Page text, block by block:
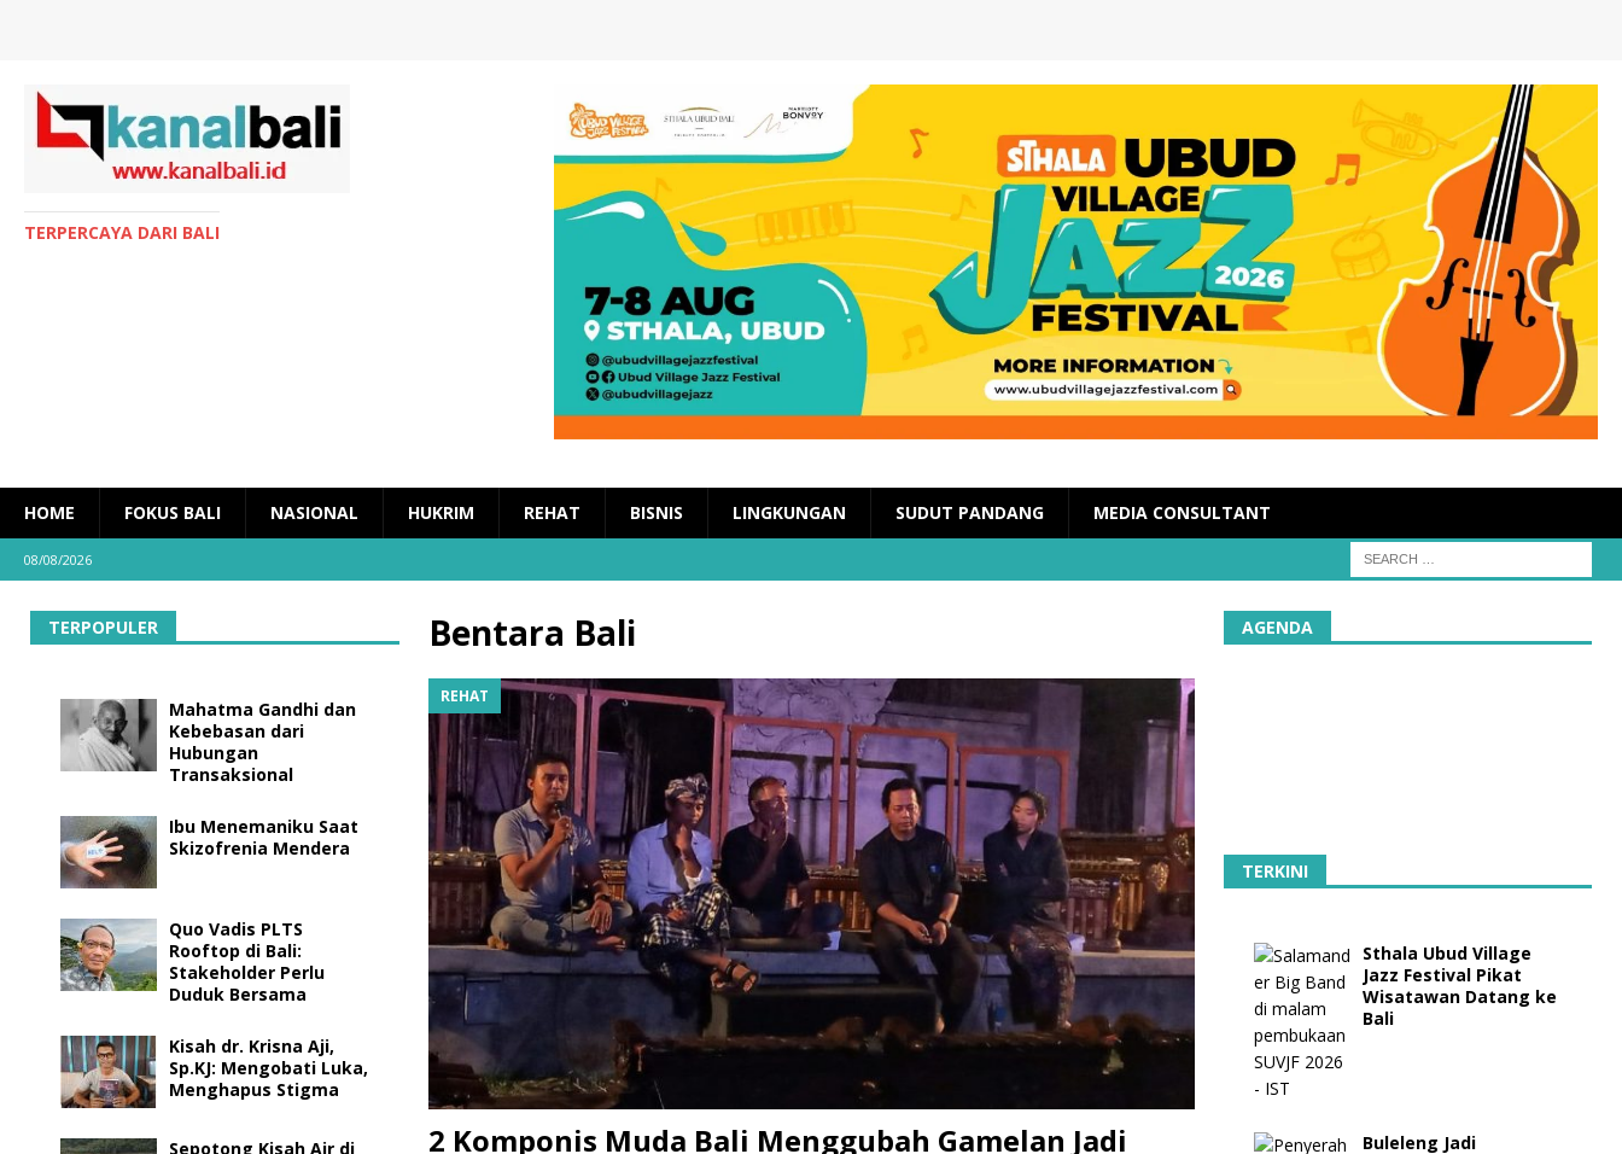
TERPERCAYA DARI BALI
HOME FOKUS BALI NASIONAL HUKRIM REHAT BISNIS LINGKUNGAN SUDUT PANDANG MEDIA CONSULTANT
08/08/2026
Bentara Bali
REHAT
2 Komponis Muda Bali Menggubah Gamelan Jadi
TERPOPULER
Mahatma Gandhi dan
Kebebasan dari
Hubungan
Transaksional
Ibu Menemaniku Saat
Skizofrenia Mendera
Quo Vadis PLTS
Rooftop di Bali:
Stakeholder Perlu
Duduk Bersama
Kisah dr. Krisna Aji,
Sp.KJ: Mengobati Luka,
Menghapus Stigma
Sepotong Kisah Air di
AGENDA
TERKINI
Sthala Ubud Village
Jazz Festival Pikat
Wisatawan Datang ke
Bali
Buleleng Jadi